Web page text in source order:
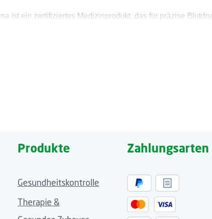
ist ein zertifiziertes Medizinprodukt, das für präzise
Handgelenk-Blutdruckmessgerät durch die Ampel-
anwenden zu können.
Produkte
Gesundheitskontrolle
Therapie &
Zahlungsarten